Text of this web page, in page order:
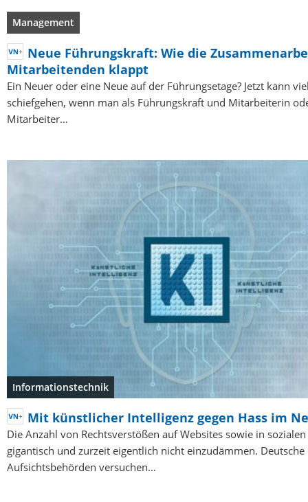
Management
Neue Führungskraft: Wie die
Mitarbeitenden klappt
Ein Neuer oder eine Neue auf der Führungsetage? Jetzt kann
schiefgehen, wenn man als Führungskraft und Mitarbeiterin
Mitarbeiter…
Informationstechnik
Mit künstlicher Intelligenz gegen Hass im
Die Anzahl von Rechtsverstößen auf Websites sowie in
gigantisch und zurzeit eigentlich nicht einzudämmen. Deutsche
Aufsichtsbehörden versuchen…